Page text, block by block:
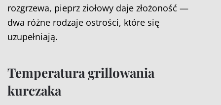
rozgrzewa, pieprz ziołowy daje złożoność —
dwa różne rodzaje ostrości, które się
uzupełniają.
Temperatura grillowania
kurczaka